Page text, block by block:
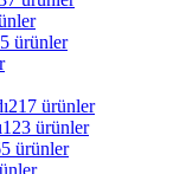
ürünler
217 ürünler
123 ürünler
ürünler